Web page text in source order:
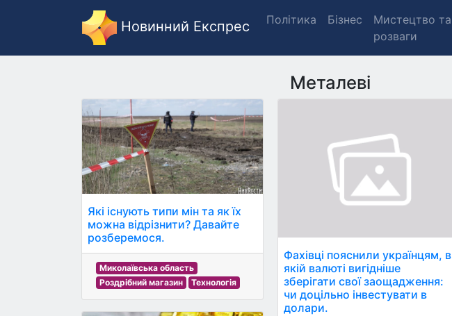
Новинний Експрес Політика Бізнес
Мистецтво та
розваги
Металеві
Які існують типи мін та як їх
можна відрізнити? Давайте
розберемося.
Миколаївська область
Роздрібний магазин
Технологія
Фахівці пояснили українцям, в
якій валюті вигідніше
зберігати свої заощадження:
чи доцільно інвестувати в
долари.